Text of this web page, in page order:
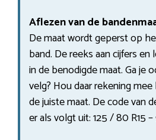
Aflezen van de
De maat wordt geperst op
band. De reeks aan cijfers
in de benodigde maat. Ga je
velg? Hou daar rekening
de juiste maat. De code van
er als volgt uit: 125 / 80 R15